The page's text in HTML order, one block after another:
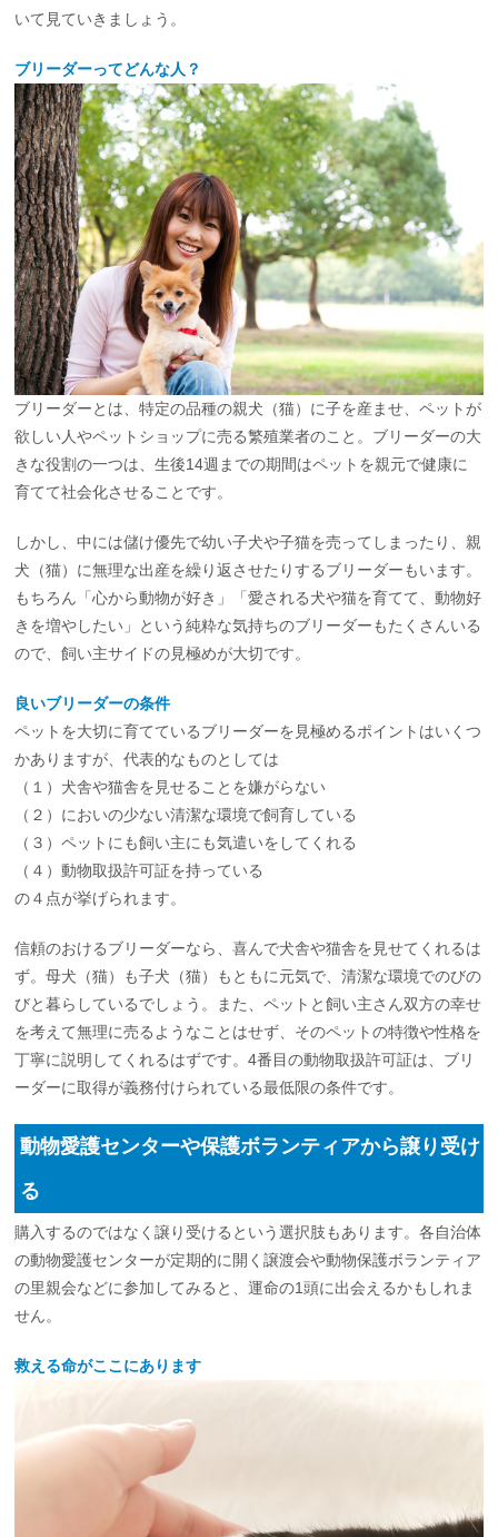
いて見ていきましょう。
ブリーダーってどんな人？
ブリーダーとは、特定の品種の親犬（猫）に子を産ませ、ペットが
欲しい人やペットショップに売る繁殖業者のこと。ブリーダーの大
きな役割の一つは、生後14週までの期間はペットを親元で健康に
育てて社会化させることです。
しかし、中には儲け優先で幼い子犬や子猫を売ってしまったり、親
犬（猫）に無理な出産を繰り返させたりするブリーダーもいます。
もちろん「心から動物が好き」「愛される犬や猫を育てて、動物好
きを増やしたい」という純粋な気持ちのブリーダーもたくさんいる
ので、飼い主サイドの見極めが大切です。
良いブリーダーの条件
ペットを大切に育てているブリーダーを見極めるポイントはいくつ
かありますが、代表的なものとしては
（１）犬舎や猫舎を見せることを嫌がらない
（２）においの少ない清潔な環境で飼育している
（３）ペットにも飼い主にも気遣いをしてくれる
（４）動物取扱許可証を持っている
の４点が挙げられます。
信頼のおけるブリーダーなら、喜んで犬舎や猫舎を見せてくれるは
ず。母犬（猫）も子犬（猫）もともに元気で、清潔な環境でのびの
びと暮らしているでしょう。また、ペットと飼い主さん双方の幸せ
を考えて無理に売るようなことはせず、そのペットの特徴や性格を
丁寧に説明してくれるはずです。4番目の動物取扱許可証は、ブリ
ーダーに取得が義務付けられている最低限の条件です。
動物愛護センターや保護ボランティアから譲り受け
る
購入するのではなく譲り受けるという選択肢もあります。各自治体
の動物愛護センターが定期的に開く譲渡会や動物保護ボランティア
の里親会などに参加してみると、運命の1頭に出会えるかもしれま
せん。
救える命がここにあります